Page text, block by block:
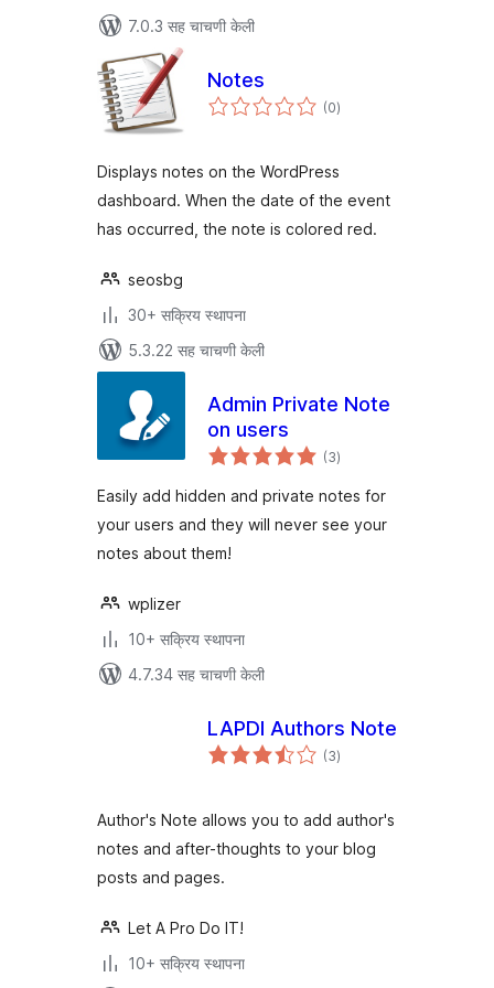
7.0.3 सह चाचणी केली
Notes
(0एकूण
मूल्यांकन
)
Displays notes on the WordPress
dashboard. When the date of the event
has occurred, the note is colored red.
seosbg
30+ सक्रिय स्थापना
5.3.22 सह चाचणी केली
Admin Private Note
on users
(3एकूण
मूल्यांकन
)
Easily add hidden and private notes for
your users and they will never see your
notes about them!
wplizer
10+ सक्रिय स्थापना
4.7.34 सह चाचणी केली
LAPDI Authors Note
(3एकूण
मूल्यांकन
)
Author's Note allows you to add author's
notes and after-thoughts to your blog
posts and pages.
Let A Pro Do IT!
10+ सक्रिय स्थापना